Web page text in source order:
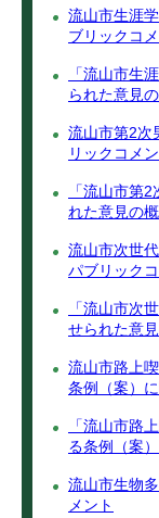
流山市生涯
ブリックコ
「流山市生
られた意見
流山市第2次
リックコメ
「流山市第
れた意見の
流山市次世
パブリック
「流山市次
せられた意
流山市路上
条例（案）
「流山市路
る条例（案
流山市生物
メント